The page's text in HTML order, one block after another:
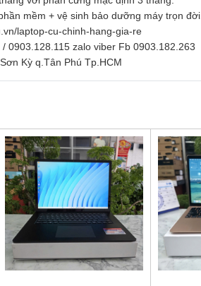
mềm + vệ sinh bảo dưỡng máy trọn đời.
laptop-cu-chinh-hang-gia-re
0903.128.115 zalo viber Fb 0903.182.263
Kỳ q.Tân Phú Tp.HCM